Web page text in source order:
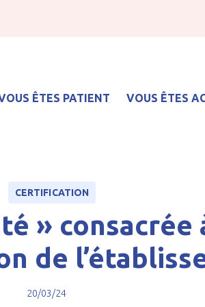
ÊTES PATIENT VOUS ÊTES
CERTIFICATION
»
de
20/03/24